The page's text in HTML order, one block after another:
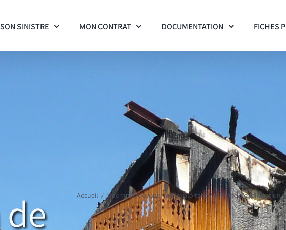
SINISTRE MON CONTRAT DOCUMENTATION FICHES
Accueil indemnisation perte d'exploitation Perte d’exploitation